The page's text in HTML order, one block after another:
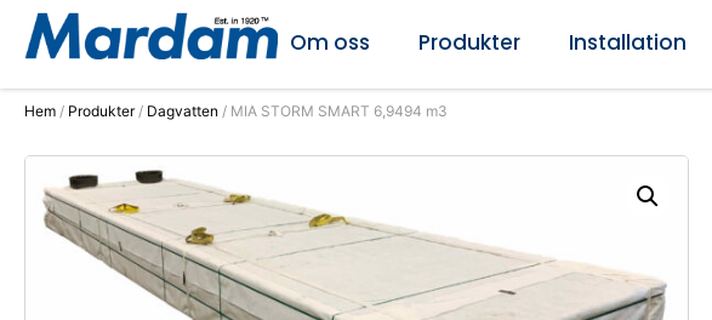
Om oss Produkter Installation
Hem / Produkter/ Dagvatten / MIA STORM SMART 6,9494 m3